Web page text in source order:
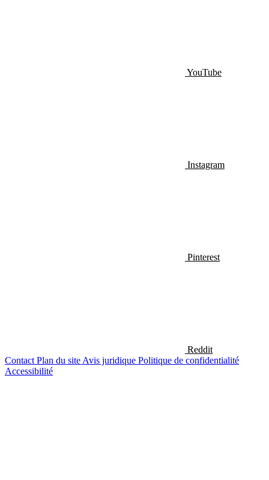
YouTube
Instagram
Pinterest
Reddit
Contact Plan du site Avis juridique Politique de confidentialité
Accessibilité